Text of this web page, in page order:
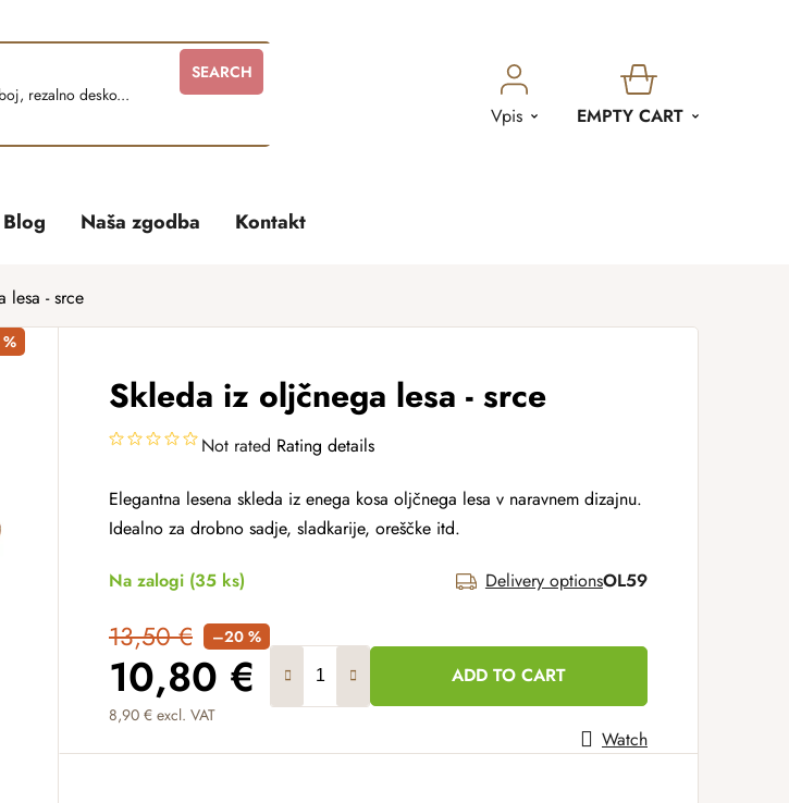
SEARCH
Vpis
SHOPPING
EMPTY CART
Blog Naša zgodba Kontakt
lesa - srce
Skleda iz oljčnega lesa - srce
Not rated Rating details
Elegantna lesena skleda iz enega kosa oljčnega lesa v naravnem dizajnu.
Idealno za drobno sadje, sladkarije, oreščke itd.
Na zalogi (35 ks) Delivery optionsOL59
13,50 € –20 %
10,80 €
8,90 € excl. VAT
Measure price:
ADD TO CART
Watch